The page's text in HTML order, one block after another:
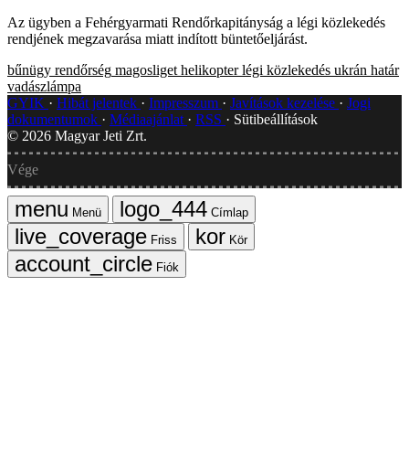
Az ügyben a Fehérgyarmati Rendőrkapitányság a légi közlekedés
rendjének megzavarása miatt indított büntetőeljárást.
bűnügy rendőrség magosliget helikopter légi közlekedés ukrán határ
vadászlámpa
GYIK
Hibát jelentek Impresszum Javítások kezelése
Jogi
dokumentumok
Médiaajánlat RSS
Sütibeállítások
© 2026 Magyar Jeti Zrt.
Vége
Menü
Címlap
Friss
Kör
Fiók